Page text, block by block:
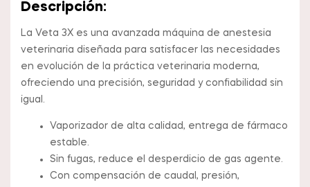
Descripción:
La Veta 3X es una avanzada máquina de anestesia
veterinaria diseñada para satisfacer las necesidades
en evolución de la práctica veterinaria moderna,
ofreciendo una precisión, seguridad y confiabilidad sin
igual.
Vaporizador de alta calidad, entrega de fármaco
estable.
Sin fugas, reduce el desperdicio de gas agente.
Con compensación de caudal, presión,